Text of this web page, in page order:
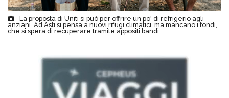
La proposta di Uniti si può per offrire un po' di refrigerio agli
anziani. Ad Asti si pensa a nuovi rifugi climatici, ma mancano i fondi,
che si spera di recuperare tramite appositi bandi